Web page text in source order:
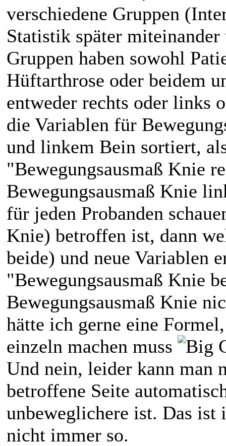
verschiedene Gruppen
Statistik später
Gruppen haben sowohl
Hüftarthrose oder beidem
entweder rechts oder links
die Variablen für
und linkem Bein sortiert,
"Bewegungsausmaß Knie
Bewegungsausmaß Knie
für jeden Probanden
Knie) betroffen ist, dann
beide) und neue Variablen
"Bewegungsausmaß Knie
Bewegungsausmaß Knie
hätte ich gerne eine
einzeln machen muss
Und nein, leider kann man
betroffene Seite
unbeweglichere ist. Das
nicht immer so.